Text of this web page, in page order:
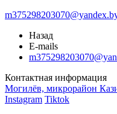
Назад
E-mails
Контактная информация
Могилёв, микрорайон
Instagram Tiktok